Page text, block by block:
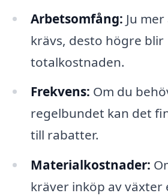
Arbetsomfång: Ju
krävs, desto högre blir
totalkostnaden.
Frekvens: Om du
regelbundet kan det
till rabatter.
Materialkostnader:
kräver inköp av växter